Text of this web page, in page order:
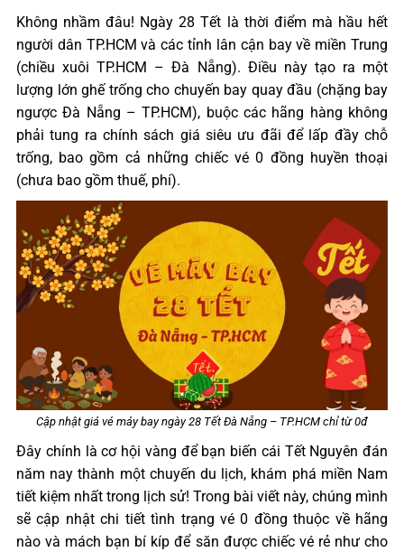
Không nhầm đâu! Ngày 28 Tết là thời điểm mà hầu hết
người dân TP.HCM và các tỉnh lân cận bay về miền Trung
(chiều xuôi TP.HCM – Đà Nẵng). Điều này tạo ra một
lượng lớn ghế trống cho chuyến bay quay đầu (chặng bay
ngược Đà Nẵng – TP.HCM), buộc các hãng hàng không
phải tung ra chính sách giá siêu ưu đãi để lấp đầy chỗ
trống, bao gồm cả những chiếc vé 0 đồng huyền thoại
(chưa bao gồm thuế, phí).
Cập nhật giá vé máy bay ngày 28 Tết Đà Nẵng – TP.HCM chỉ từ 0đ
Đây chính là cơ hội vàng để bạn biến cái Tết Nguyên đán
năm nay thành một chuyến du lịch, khám phá miền Nam
tiết kiệm nhất trong lịch sử! Trong bài viết này, chúng mình
sẽ cập nhật chi tiết tình trạng vé 0 đồng thuộc về hãng
nào và mách bạn bí kíp để săn được chiếc vé rẻ như cho